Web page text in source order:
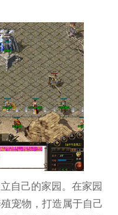
自己的家园。在家园
宠物，打造属于自己